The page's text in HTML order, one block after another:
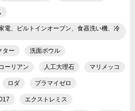
電、ビルトインオーブン、食器洗い機、冷
ター 洗面ボウル
ーリアン 人工大理石 マリメッコ
ロダ プラマイゼロ
エクストレミス